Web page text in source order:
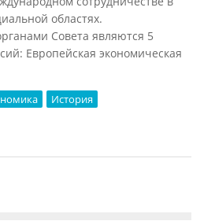
областях.
Совета являются 5
Европейская экономическая
История